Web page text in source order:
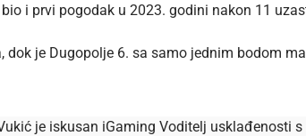
i prvi pogodak u 2023. godini nakon 11
je Dugopolje 6. sa samo jednim bodom
je iskusan iGaming Voditelj usklađenosti